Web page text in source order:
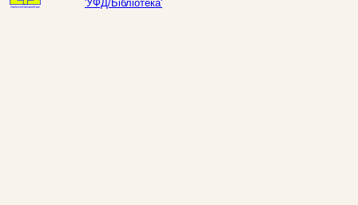
'УФД/Бібліотека'